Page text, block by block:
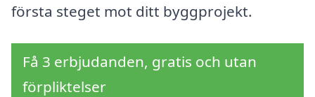
första steget mot ditt byggprojekt.
Få 3 erbjudanden, gratis och utan
förpliktelser